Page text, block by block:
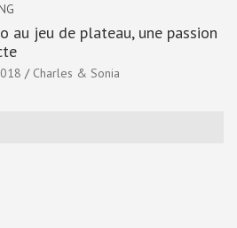
au jeu de plateau, une passion
Charles & Sonia